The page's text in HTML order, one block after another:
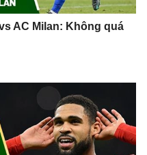
AC Milan: Không quá